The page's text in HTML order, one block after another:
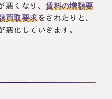
悪くなり、賃料の増額要
買取要求をされたりと、
悪化していきます。